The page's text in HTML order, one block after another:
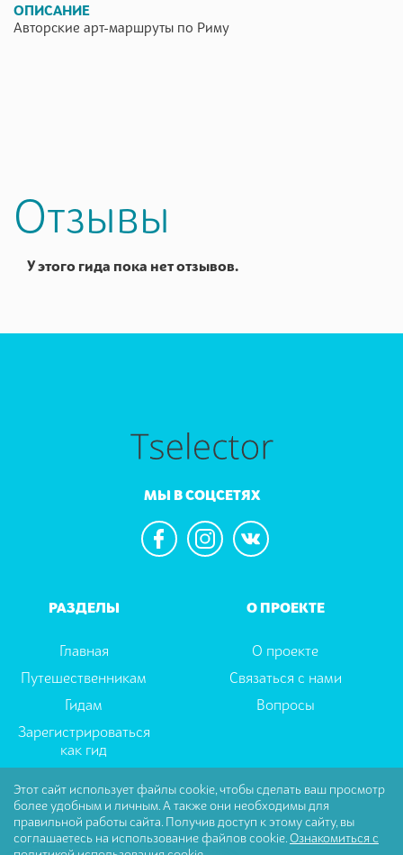
ОПИСАНИЕ
Авторские арт-маршруты по Риму
Отзывы
У этого гида пока нет отзывов.
РАЗДЕЛЫ
Главная
Путешественникам
Гидам
Зарегистрироваться
как гид
О ПРОЕКТЕ
О проекте
Связаться с нами
Вопросы
МЫ В СОЦСЕТЯХ
Пользовательское соглашение
Политика
Конфиденциальности
Этот сайт использует файлы cookie, чтобы сделать ваш просмотр
более удобным и личным. А также они необходимы для
правильной работы сайта. Получив доступ к этому сайту, вы
соглашаетесь на использование файлов cookie. Ознакомиться с